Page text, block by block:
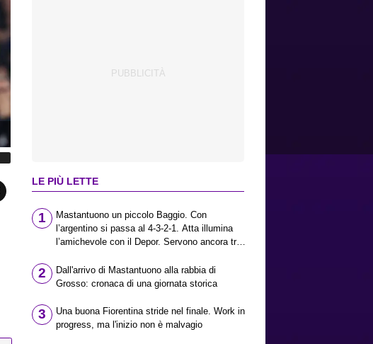
LE PIÙ LETTE
1
Mastantuono un piccolo Baggio. Con
l’argentino si passa al 4-3-2-1. Atta illumina
l’amichevole con il Depor. Servono ancora tre
Antognoni, un finale senza vincitori
2
Dall'arrivo di Mastantuono alla rabbia di
Grosso: cronaca di una giornata storica
3
Una buona Fiorentina stride nel finale. Work in
progress, ma l'inizio non è malvagio